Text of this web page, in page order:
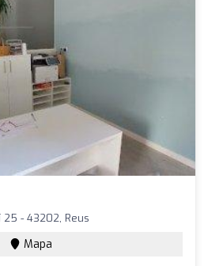
25 - 43202, Reus
Mapa